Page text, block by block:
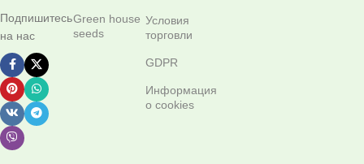
Подпишитесь
на нас
Green house
seeds
Условия
торговли
GDPR
Информация
о cookies